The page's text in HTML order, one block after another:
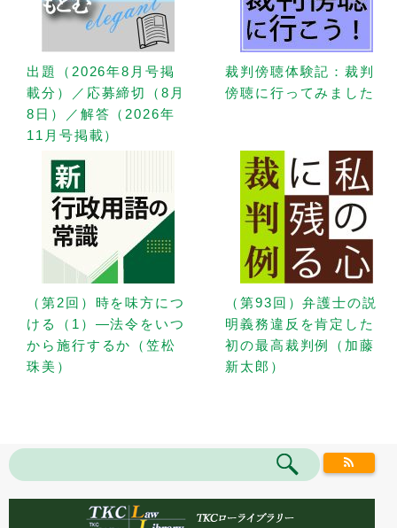
出題（2026年8月号掲
載分）／応募締切（8月
8日）／解答（2026年
11月号掲載）
裁判傍聴体験記：裁判
傍聴に行ってみました
（第2回）時を味方につ
ける（1）—法令をいつ
から施行するか（笠松
珠美）
（第93回）弁護士の説
明義務違反を肯定した
初の最高裁判例（加藤
新太郎）